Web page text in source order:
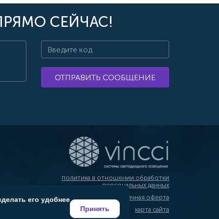
СЕЙЧАС!
ОТПРАВИТЬ СООБЩЕНИЕ
политика в отношении обработки
персональных данных
публичная оферта
карта сайта
его удобнее
Принять